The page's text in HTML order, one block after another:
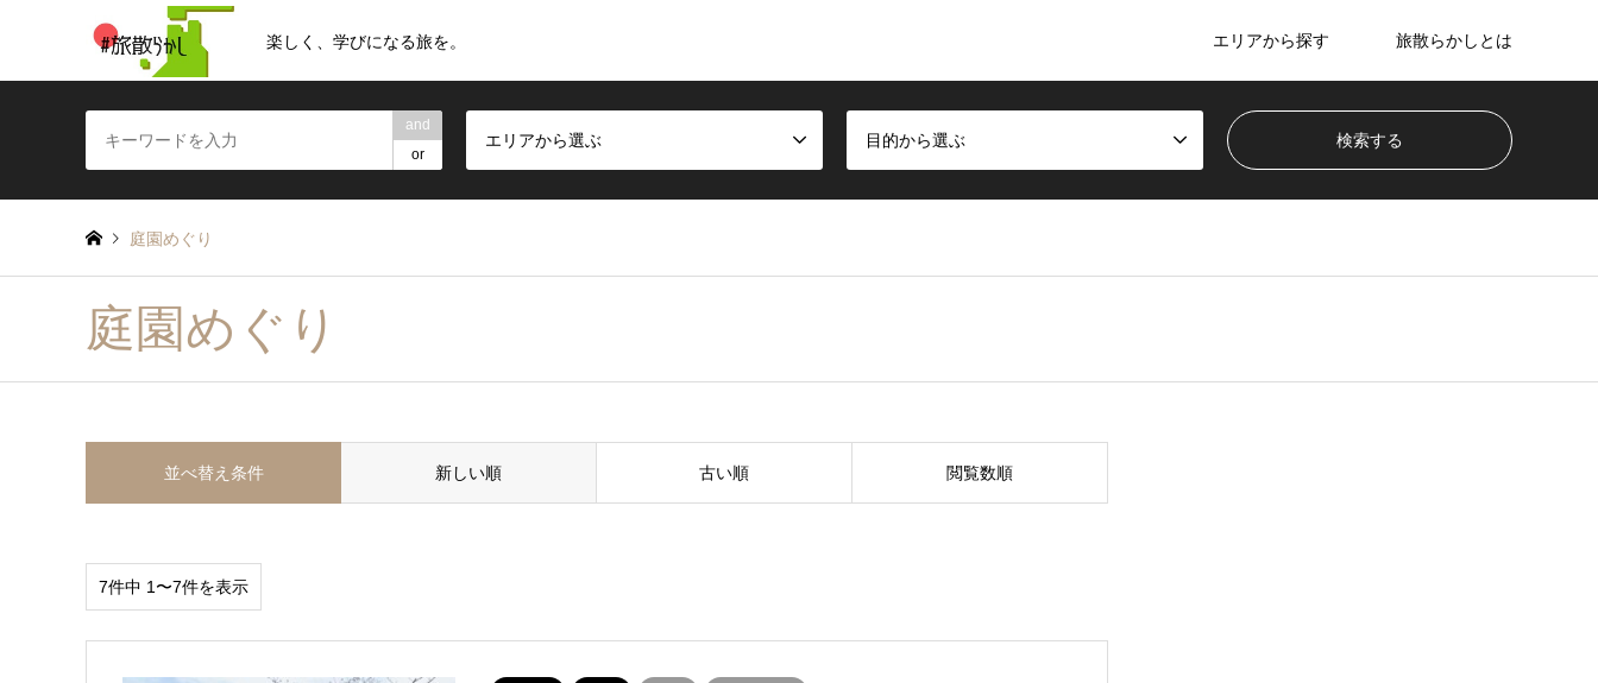
楽しく、学びになる旅を。 エリアから探す 旅散らかしとは
and
or
エリアから選ぶ 目的から選ぶ
庭園めぐり
庭園めぐり
並べ替え条件 新しい順 古い順 閲覧数順
7件中 1〜7件を表示